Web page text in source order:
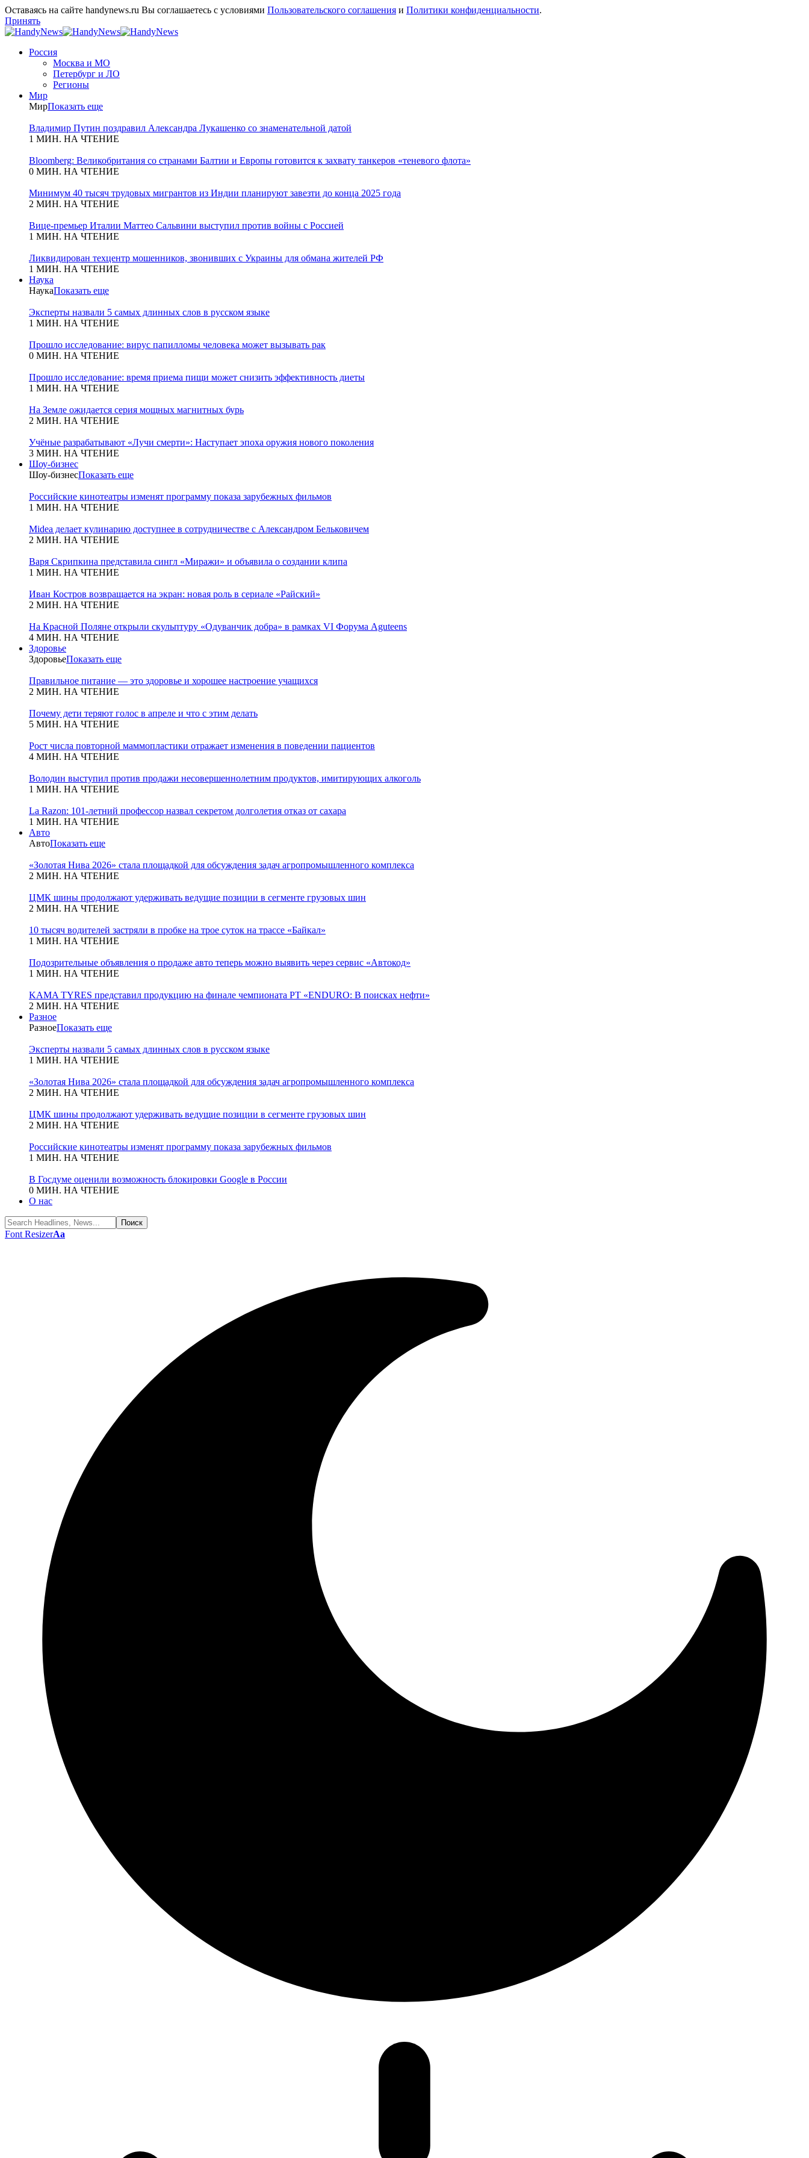
Оставаясь на сайте handynews.ru Вы соглашаетесь с условиями Пользовательского соглашения и Политики конфиденциальности.
Принять
Россия
Москва и МО
Петербург и ЛО
Регионы
Мир
МирПоказать еще
Владимир Путин поздравил Александра Лукашенко со знаменательной датой
1 МИН. НА ЧТЕНИЕ
Bloomberg: Великобритания со странами Балтии и Европы готовится к захвату танкеров «теневого флота»
0 МИН. НА ЧТЕНИЕ
Минимум 40 тысяч трудовых мигрантов из Индии планируют завезти до конца 2025 года
2 МИН. НА ЧТЕНИЕ
Вице-премьер Италии Маттео Сальвини выступил против войны с Россией
1 МИН. НА ЧТЕНИЕ
Ликвидирован техцентр мошенников, звонивших с Украины для обмана жителей РФ
1 МИН. НА ЧТЕНИЕ
Наука
НаукаПоказать еще
Эксперты назвали 5 самых длинных слов в русском языке
1 МИН. НА ЧТЕНИЕ
Прошло исследование: вирус папилломы человека может вызывать рак
0 МИН. НА ЧТЕНИЕ
Прошло исследование: время приема пищи может снизить эффективность диеты
1 МИН. НА ЧТЕНИЕ
На Земле ожидается серия мощных магнитных бурь
2 МИН. НА ЧТЕНИЕ
Учёные разрабатывают «Лучи смерти»: Наступает эпоха оружия нового поколения
3 МИН. НА ЧТЕНИЕ
Шоу-бизнес
Шоу-бизнесПоказать еще
Российские кинотеатры изменят программу показа зарубежных фильмов
1 МИН. НА ЧТЕНИЕ
Midea делает кулинарию доступнее в сотрудничестве с Александром Бельковичем
2 МИН. НА ЧТЕНИЕ
Варя Скрипкина представила сингл «Миражи» и объявила о создании клипа
1 МИН. НА ЧТЕНИЕ
Иван Костров возвращается на экран: новая роль в сериале «Райский»
2 МИН. НА ЧТЕНИЕ
На Красной Поляне открыли скульптуру «Одуванчик добра» в рамках VI Форума Aguteens
4 МИН. НА ЧТЕНИЕ
Здоровье
ЗдоровьеПоказать еще
Правильное питание — это здоровье и хорошее настроение учащихся
2 МИН. НА ЧТЕНИЕ
Почему дети теряют голос в апреле и что с этим делать
5 МИН. НА ЧТЕНИЕ
Рост числа повторной маммопластики отражает изменения в поведении пациентов
4 МИН. НА ЧТЕНИЕ
Володин выступил против продажи несовершеннолетним продуктов, имитирующих алкоголь
1 МИН. НА ЧТЕНИЕ
La Razon: 101-летний профессор назвал секретом долголетия отказ от сахара
1 МИН. НА ЧТЕНИЕ
Авто
АвтоПоказать еще
«Золотая Нива 2026» стала площадкой для обсуждения задач агропромышленного комплекса
2 МИН. НА ЧТЕНИЕ
ЦМК шины продолжают удерживать ведущие позиции в сегменте грузовых шин
2 МИН. НА ЧТЕНИЕ
10 тысяч водителей застряли в пробке на трое суток на трассе «Байкал»
1 МИН. НА ЧТЕНИЕ
Подозрительные объявления о продаже авто теперь можно выявить через сервис «Автокод»
1 МИН. НА ЧТЕНИЕ
KAMA TYRES представил продукцию на финале чемпионата РТ «ENDURO: В поисках нефти»
2 МИН. НА ЧТЕНИЕ
Разное
РазноеПоказать еще
Эксперты назвали 5 самых длинных слов в русском языке
1 МИН. НА ЧТЕНИЕ
«Золотая Нива 2026» стала площадкой для обсуждения задач агропромышленного комплекса
2 МИН. НА ЧТЕНИЕ
ЦМК шины продолжают удерживать ведущие позиции в сегменте грузовых шин
2 МИН. НА ЧТЕНИЕ
Российские кинотеатры изменят программу показа зарубежных фильмов
1 МИН. НА ЧТЕНИЕ
В Госдуме оценили возможность блокировки Google в России
0 МИН. НА ЧТЕНИЕ
О нас
Font ResizerAa